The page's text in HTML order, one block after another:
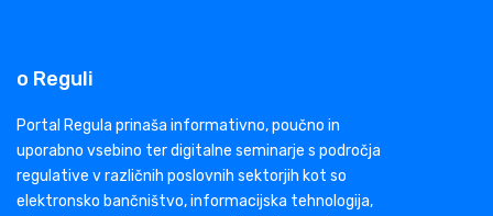
o Reguli
Portal Regula prinaša informativno, poučno in
uporabno vsebino ter digitalne seminarje s področja
regulative v različnih poslovnih sektorjih kot so
elektronsko bančništvo, informacijska tehnologija,